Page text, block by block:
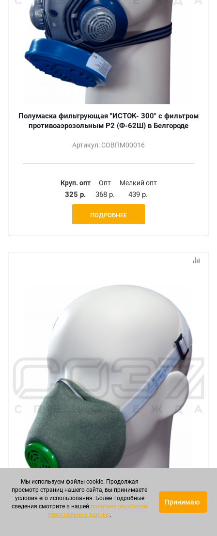
Полумаска фильтрующая "ИСТОК- 300" с фильтром
противоаэрозольным Р2 (Ф-62Ш) в Белгороде
Артикул: СОВПМ00016
Круп. опт
325 р.
Опт
368 р.
Мелкий опт
439 р.
ПОДРОБНЕЕ
Мы используем файлы cookie. Продолжая
просмотр страниц нашего сайта, вы принимаете
условия его использования. Более подробные
сведения смотрите в нашей политике обработки
персональных данных.
Принимаю